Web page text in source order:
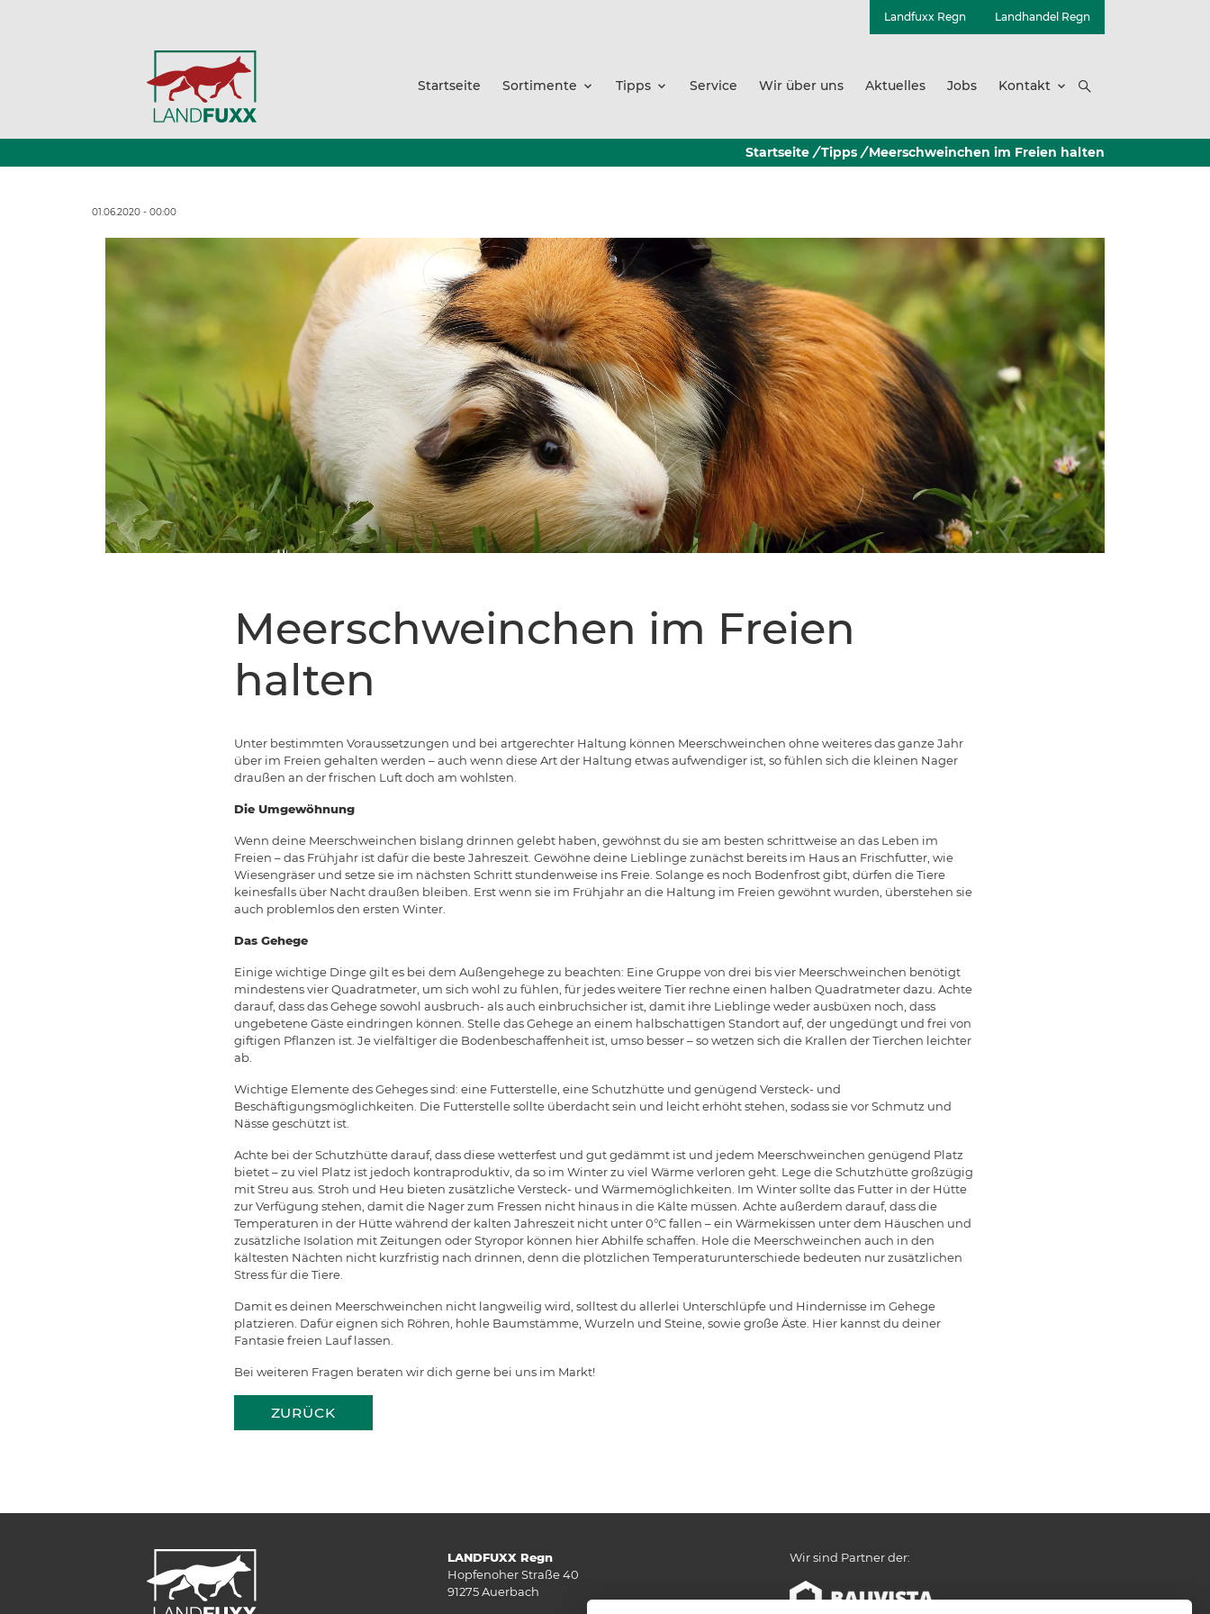
Landfuxx Regn Landhandel Regn
Startseite Sortimente Tipps Service Wir über uns Aktuelles Jobs Kontakt
Startseite / Tipps / Meerschweinchen im Freien halten
01.06.2020 - 00:00
Meerschweinchen im Freien
halten
Unter bestimmten Voraussetzungen und bei artgerechter Haltung können Meerschweinchen ohne weiteres das ganze Jahr
über im Freien gehalten werden – auch wenn diese Art der Haltung etwas aufwendiger ist, so fühlen sich die kleinen Nager
draußen an der frischen Luft doch am wohlsten.
Die Umgewöhnung
Wenn deine Meerschweinchen bislang drinnen gelebt haben, gewöhnst du sie am besten schrittweise an das Leben im
Freien – das Frühjahr ist dafür die beste Jahreszeit. Gewöhne deine Lieblinge zunächst bereits im Haus an Frischfutter, wie
Wiesengräser und setze sie im nächsten Schritt stundenweise ins Freie. Solange es noch Bodenfrost gibt, dürfen die Tiere
keinesfalls über Nacht draußen bleiben. Erst wenn sie im Frühjahr an die Haltung im Freien gewöhnt wurden, überstehen sie
auch problemlos den ersten Winter.
Das Gehege
Einige wichtige Dinge gilt es bei dem Außengehege zu beachten: Eine Gruppe von drei bis vier Meerschweinchen benötigt
mindestens vier Quadratmeter, um sich wohl zu fühlen, für jedes weitere Tier rechne einen halben Quadratmeter dazu. Achte
darauf, dass das Gehege sowohl ausbruch- als auch einbruchsicher ist, damit ihre Lieblinge weder ausbüxen noch, dass
ungebetene Gäste eindringen können. Stelle das Gehege an einem halbschattigen Standort auf, der ungedüngt und frei von
giftigen Pflanzen ist. Je vielfältiger die Bodenbeschaffenheit ist, umso besser – so wetzen sich die Krallen der Tierchen leichter
ab.
Wichtige Elemente des Geheges sind: eine Futterstelle, eine Schutzhütte und genügend Versteck- und
Beschäftigungsmöglichkeiten. Die Futterstelle sollte überdacht sein und leicht erhöht stehen, sodass sie vor Schmutz und
Nässe geschützt ist.
Achte bei der Schutzhütte darauf, dass diese wetterfest und gut gedämmt ist und jedem Meerschweinchen genügend Platz
bietet – zu viel Platz ist jedoch kontraproduktiv, da so im Winter zu viel Wärme verloren geht. Lege die Schutzhütte großzügig
mit Streu aus. Stroh und Heu bieten zusätzliche Versteck- und Wärmemöglichkeiten. Im Winter sollte das Futter in der Hütte
zur Verfügung stehen, damit die Nager zum Fressen nicht hinaus in die Kälte müssen. Achte außerdem darauf, dass die
Temperaturen in der Hütte während der kalten Jahreszeit nicht unter 0°C fallen – ein Wärmekissen unter dem Häuschen und
zusätzliche Isolation mit Zeitungen oder Styropor können hier Abhilfe schaffen. Hole die Meerschweinchen auch in den
kältesten Nächten nicht kurzfristig nach drinnen, denn die plötzlichen Temperaturunterschiede bedeuten nur zusätzlichen
Stress für die Tiere.
Damit es deinen Meerschweinchen nicht langweilig wird, solltest du allerlei Unterschlüpfe und Hindernisse im Gehege
platzieren. Dafür eignen sich Röhren, hohle Baumstämme, Wurzeln und Steine, sowie große Äste. Hier kannst du deiner
Fantasie freien Lauf lassen.
Bei weiteren Fragen beraten wir dich gerne bei uns im Markt!
ZURÜCK
LANDFUXX Regn
Hopfenoher Straße 40
91275 Auerbach
Wir sind Partner der: